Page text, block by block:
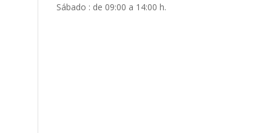
Sábado : de 09:00 a 14:00 h.